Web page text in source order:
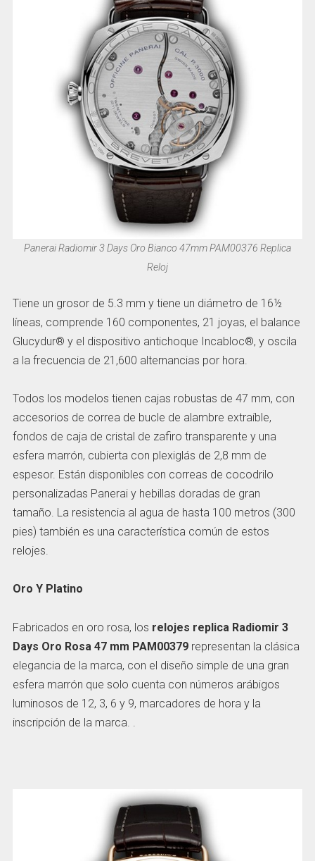
Panerai Radiomir 3 Days Oro Bianco 47mm PAM00376 Replica
Reloj
Tiene un grosor de 5.3 mm y tiene un diámetro de 16½
líneas, comprende 160 componentes, 21 joyas, el balance
Glucydur® y el dispositivo antichoque Incabloc®, y oscila
a la frecuencia de 21,600 alternancias por hora.
Todos los modelos tienen cajas robustas de 47 mm, con
accesorios de correa de bucle de alambre extraíble,
fondos de caja de cristal de zafiro transparente y una
esfera marrón, cubierta con plexiglás de 2,8 mm de
espesor. Están disponibles con correas de cocodrilo
personalizadas Panerai y hebillas doradas de gran
tamaño. La resistencia al agua de hasta 100 metros (300
pies) también es una característica común de estos
relojes.
Oro Y Platino
Fabricados en oro rosa, los relojes replica Radiomir 3
Days Oro Rosa 47 mm PAM00379representan la clásica
elegancia de la marca, con el diseño simple de una gran
esfera marrón que solo cuenta con números arábigos
luminosos de 12, 3, 6 y 9, marcadores de hora y la
inscripción de la marca. .